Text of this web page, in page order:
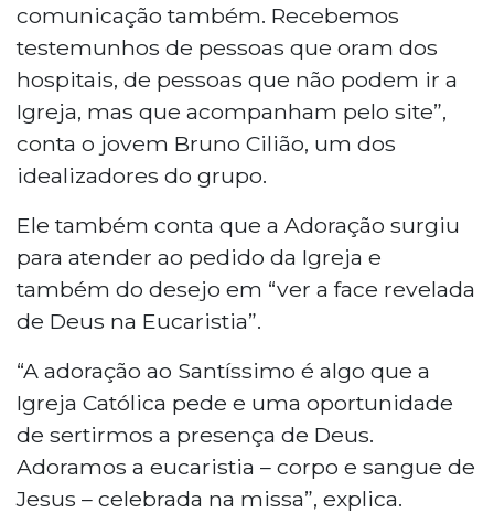
comunicação também. Recebemos
testemunhos de pessoas que oram dos
hospitais, de pessoas que não podem ir a
Igreja, mas que acompanham pelo site”,
conta o jovem Bruno Cilião, um dos
idealizadores do grupo.
Ele também conta que a Adoração surgiu
para atender ao pedido da Igreja e
também do desejo em “ver a face revelada
de Deus na Eucaristia”.
“A adoração ao Santíssimo é algo que a
Igreja Católica pede e uma oportunidade
de sertirmos a presença de Deus.
Adoramos a eucaristia – corpo e sangue de
Jesus – celebrada na missa”, explica.